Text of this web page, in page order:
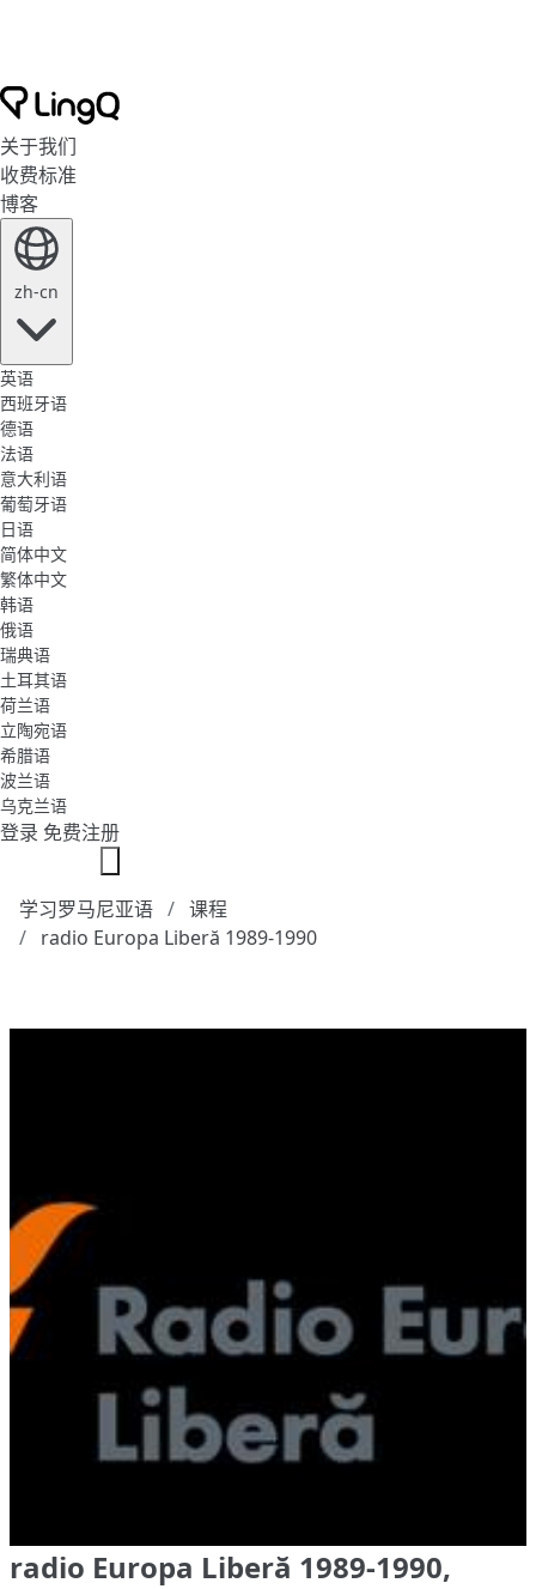
关于我们
收费标准
博客
zh-cn
英语
西班牙语
德语
法语
意大利语
葡萄牙语
日语
简体中文
繁体中文
韩语
俄语
瑞典语
土耳其语
荷兰语
立陶宛语
希腊语
波兰语
乌克兰语
登录 免费注册
学习罗马尼亚语
课程
radio Europa Liberă 1989-1990
radio Europa Liberă 1989-1990,